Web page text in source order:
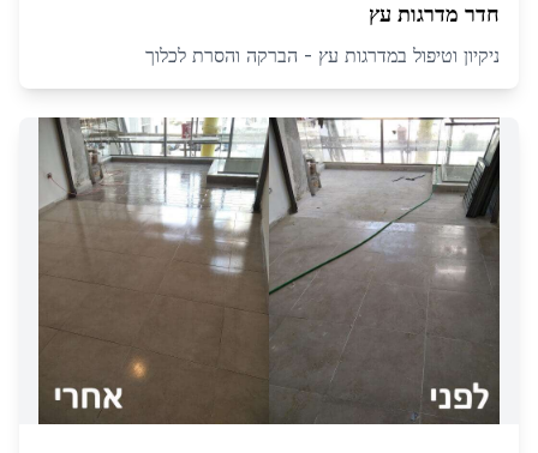
חדר מדרגות עץ
ניקיון וטיפול במדרגות עץ - הברקה והסרת לכלוך